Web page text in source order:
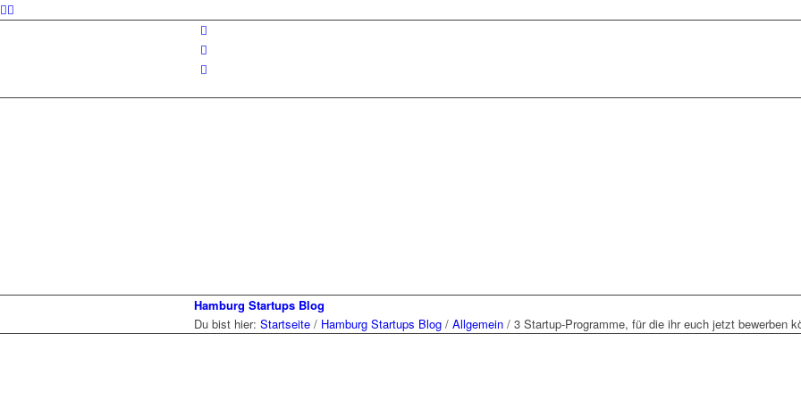
Hamburg Startups Blog
Du bist hier: Startseite / Hamburg Startups Blog / Allgemein / 3 Startup-Programme, für die ihr euch jetzt bewerben